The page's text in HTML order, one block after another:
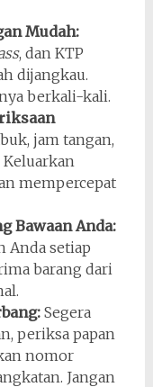
Mudah:
, dan KTP
dijangkau.
berkali-kali.
jam tangan,
Keluarkan
mempercepat
Bawaan Anda:
Anda setiap
barang dari
Segera
periksa papan
nomor
Jangan